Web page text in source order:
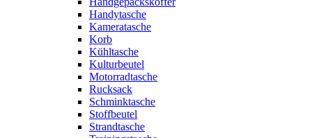
Handytasche
Kameratasche
Korb
Kühltasche
Kulturbeutel
Motorradtasche
Rucksack
Schminktasche
Stoffbeutel
Strandtasche